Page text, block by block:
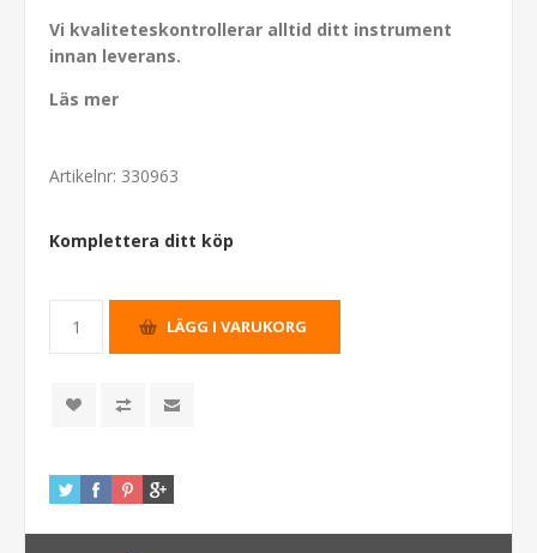
Vi kvaliteteskontrollerar alltid ditt instrument
innan leverans.
Läs mer
Artikelnr: 330963
Komplettera ditt köp